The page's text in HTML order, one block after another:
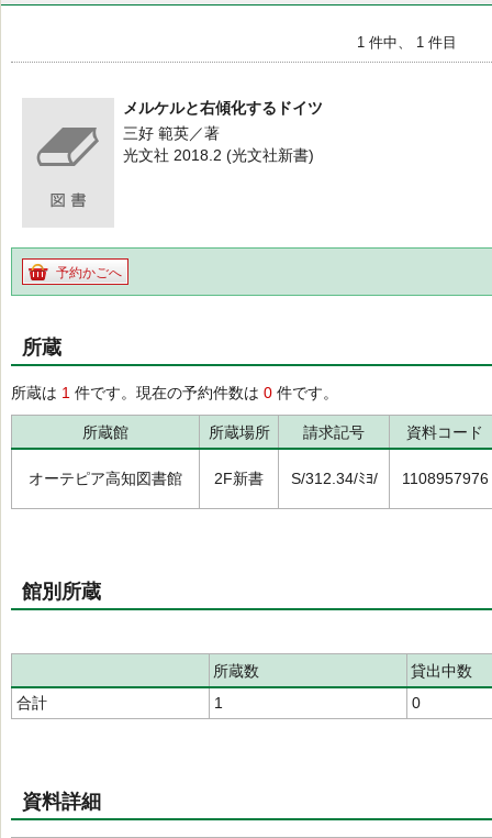
1 件中、 1 件目
メルケルと右傾化するドイツ
三好 範英／著
光文社 2018.2 (光文社新書)
予約かごへ
所蔵
所蔵は 1 件です。現在の予約件数は 0 件です。
所蔵館 所蔵場所 請求記号 資料コード
オーテピア高知図書館 2F新書 S/312.34/ﾐﾖ/ 1108957976
館別所蔵
所蔵数
貸出中数
合計
1 0
資料詳細